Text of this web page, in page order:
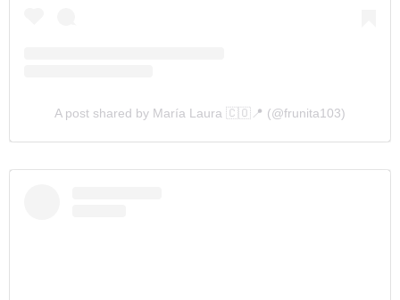
A post shared by María Laura 🇨🇴📍 (@frunita103)